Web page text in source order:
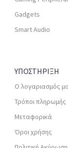
Gadgets
Smart Audio
ΥΠΟΣΤΗΡΙΞΗ
Ο λογαριασμός
Τρόποι πληρωμής
Μεταφορικά
Όροι χρήσης